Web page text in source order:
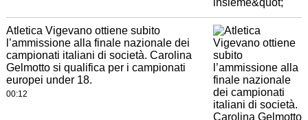
Atletica Vigevano ottiene subito
l’ammissione alla finale nazionale dei
campionati italiani di società. Carolina
Gelmotto si qualifica per i campionati
europei under 18.
00:12